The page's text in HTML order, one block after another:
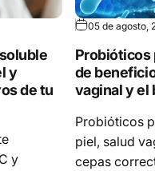
y
de tu
y
05 de agosto,
Probióticos
de
vaginal y el
Probióticos
piel, salud
cepas